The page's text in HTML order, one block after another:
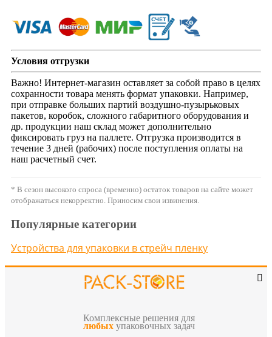
Условия отгрузки
Важно! Интернет-магазин оставляет за собой право в целях
сохранности товара менять формат упаковки. Например,
при отправке больших партий воздушно-пузырьковых
пакетов, коробок, сложного габаритного оборудования и
др. продукции наш склад может дополнительно
фиксировать груз на паллете. Отгрузка производится в
течение 3 дней (рабочих) после поступления оплаты на
наш расчетный счет.
* В сезон высокого спроса (временно) остаток товаров на сайте может
отображаться некорректно. Приносим свои извинения.
Популярные категории
Устройства для упаковки в стрейч пленку
Комплексные решения для
любых упаковочных задач